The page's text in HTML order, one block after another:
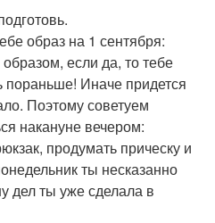
образ на 1 сентября:
если да, то тебе
пораньше! Иначе придется
Поэтому советуем
накануне вечером:
продумать прическу и
ты несказанно
дел ты уже сделала в